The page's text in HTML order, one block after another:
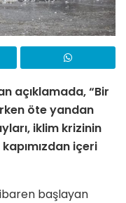
açıklamada, “Bir
öte yandan
iklim krizinin
içeri
başlayan